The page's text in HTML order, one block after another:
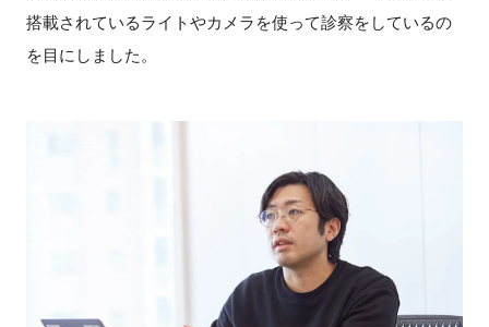
搭載されているライトやカメラを使って診察をしているの
を目にしました。